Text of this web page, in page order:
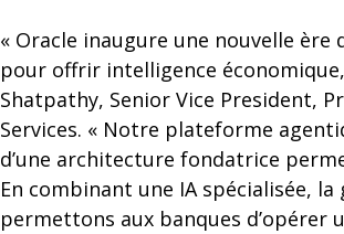
« Oracle inaugure une nouvelle ère
pour offrir intelligence
Shatpathy, Senior Vice President,
Services. « Notre plateforme
d’une architecture fondatrice
En combinant une IA spécialisée,
permettons aux banques